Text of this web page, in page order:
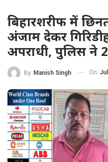
बिहारशरीफ में
अंजाम देकर
अपराधी, पुलिस ने
By Manish Singh On